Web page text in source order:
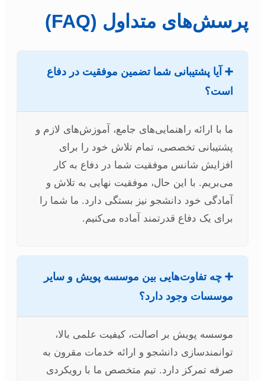
پرسش‌های متداول (FAQ)
➕ آیا پشتیبانی شما تضمین موفقیت در دفاع
است؟
ما با ارائه راهنمایی‌های جامع، آموزش‌های لازم و
پشتیبانی تخصصی، تمام تلاش خود را برای
افزایش شانس موفقیت شما در دفاع به کار
می‌بریم. با این حال، موفقیت نهایی به تلاش و
آمادگی خود دانشجو نیز بستگی دارد. ما شما را
برای یک دفاع قدرتمند آماده می‌کنیم.
➕ چه تفاوت‌هایی بین موسسه پویش و سایر
موسسات وجود دارد؟
موسسه پویش بر اصالت، کیفیت علمی بالا،
توانمندسازی دانشجو و ارائه خدمات مقرون به
صرفه تمرکز دارد. تیم متخصص ما با رویکردی